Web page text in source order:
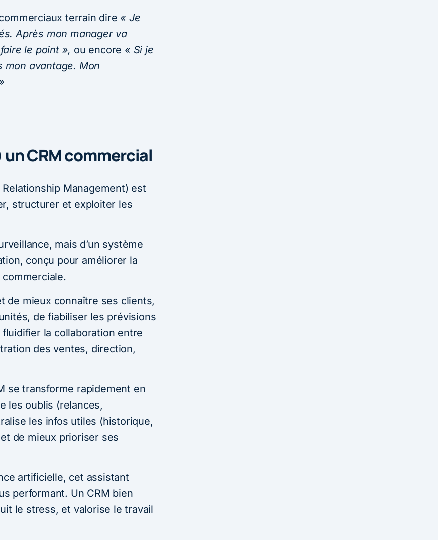
terrain dire « Je
Après mon manager va
le point », ou encore « Si je
mon avantage. Mon
CRM commercial
Management) est
structurer et exploiter les
mais d’un système
conçu pour améliorer la
de mieux connaître ses clients,
de fiabiliser les prévisions
la collaboration entre
des ventes, direction,
se transforme rapidement en
les oublis (relances,
les infos utiles (historique,
de mieux prioriser ses
artificielle, cet assistant
performant. Un CRM bien
le stress, et valorise le travail